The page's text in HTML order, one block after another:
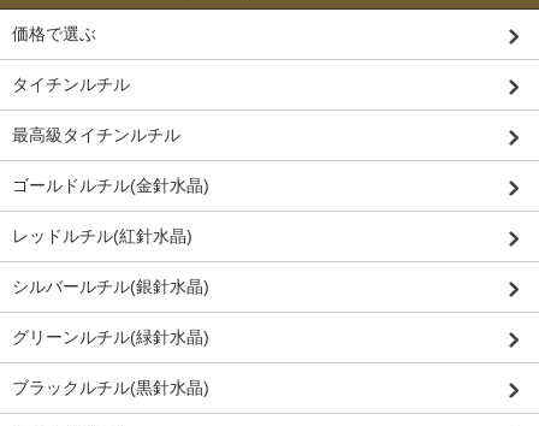
価格で選ぶ
タイチンルチル
最高級タイチンルチル
ゴールドルチル(金針水晶)
レッドルチル(紅針水晶)
シルバールチル(銀針水晶)
グリーンルチル(緑針水晶)
ブラックルチル(黒針水晶)